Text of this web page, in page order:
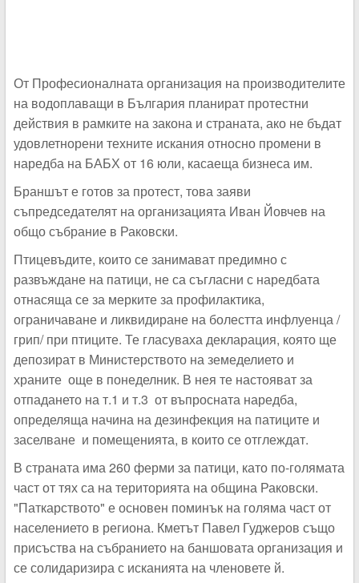
От Професионалната организация на производителите
на водоплаващи в България планират протестни
действия в рамките на закона и страната, ако не бъдат
удовлетнорени техните искания относно промени в
наредба на БАБХ от 16 юли, касаеща бизнеса им.
Браншът е готов за протест, това заяви
съпредседателят на организацията Иван Йовчев на
общо събрание в Раковски.
Птицевъдите, които се занимават предимно с
развъждане на патици, не са съгласни с наредбата
отнасяща се за мерките за профилактика,
ограничаване и ликвидиране на болестта инфлуенца /
грип/ при птиците. Те гласуваха декларация, която ще
депозират в Министерството на земеделието и
храните още в понеделник. В нея те настояват за
отпадането на т.1 и т.3 от въпросната наредба,
определяща начина на дезинфекция на патиците и
заселване и помещенията, в които се отглеждат.
В страната има 260 ферми за патици, като по-голямата
част от тях са на територията на община Раковски.
"Паткарството" е основен поминък на голяма част от
населението в региона. Кметът Павел Гуджеров също
присъства на събранието на баншовата организация и
се солидаризира с исканията на членовете й.